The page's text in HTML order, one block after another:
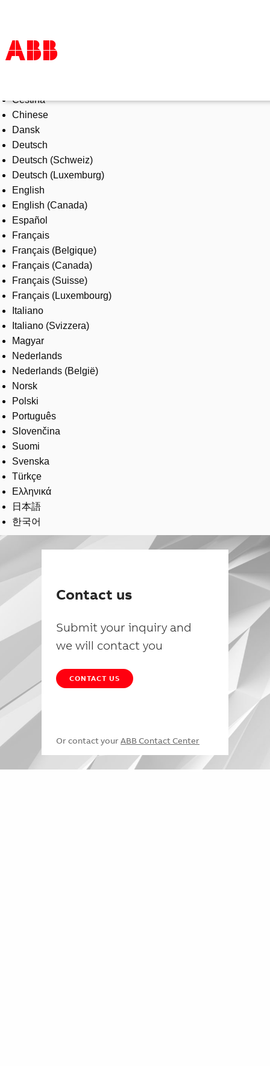
Products & Solutions
Industries
Services
About us
Where to buy
Contact us
Careers
Čeština
Chinese
Dansk
Deutsch
Deutsch (Schweiz)
Deutsch (Luxemburg)
English
English (Canada)
Español
Français
Français (Belgique)
Français (Canada)
Français (Suisse)
Français (Luxembourg)
Italiano
Italiano (Svizzera)
Magyar
Nederlands
Nederlands (België)
Norsk
Polski
Português
Slovenčina
Suomi
Svenska
Türkçe
Ελληνικά
日本語
한국어
Contact us
Submit your inquiry and
we will contact you
CONTACT US
Or contact your ABB Contact Center